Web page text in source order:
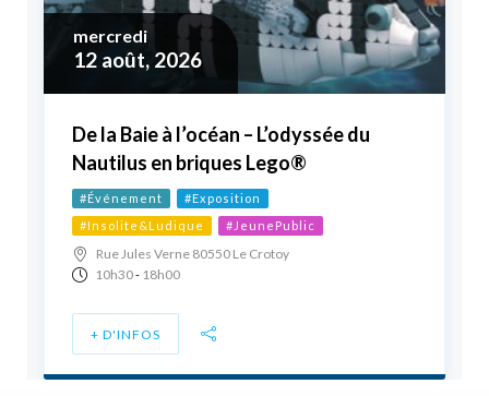
12 août, 2026
mercredi
De la Baie à l’océan – L’odyssée du
Nautilus en briques Lego®
#Événement
#Exposition
#Insolite&Ludique
#JeunePublic
Rue Jules Verne 80550 Le Crotoy
10h30- 18h00
+ D'INFOS